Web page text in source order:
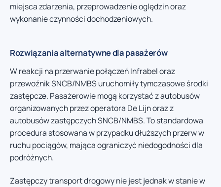
miejsca zdarzenia, przeprowadzenie oględzin oraz
wykonanie czynności dochodzeniowych.
Rozwiązania alternatywne dla pasażerów
W reakcji na przerwanie połączeń Infrabel oraz
przewoźnik SNCB/NMBS uruchomiły tymczasowe środki
zastępcze. Pasażerowie mogą korzystać z autobusów
organizowanych przez operatora De Lijn oraz z
autobusów zastępczych SNCB/NMBS. To standardowa
procedura stosowana w przypadku dłuższych przerw w
ruchu pociągów, mająca ograniczyć niedogodności dla
podróżnych.
Zastępczy transport drogowy nie jest jednak w stanie w